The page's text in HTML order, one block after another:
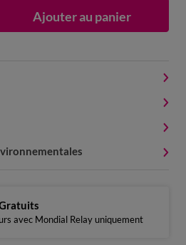
Ajouter au panier
avec Mondial Relay uniquement